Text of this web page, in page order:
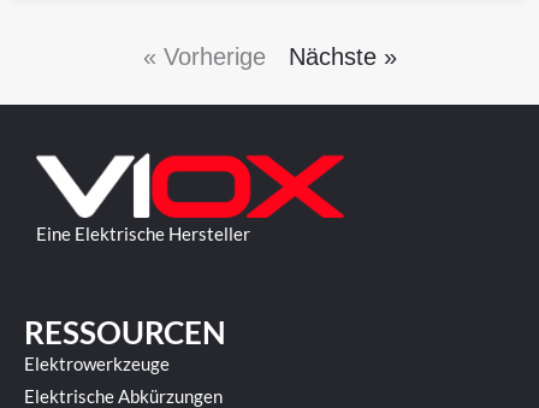
« Vorherige Nächste »
Eine Elektrische Hersteller
RESSOURCEN
Elektrowerkzeuge
Elektrische Abkürzungen